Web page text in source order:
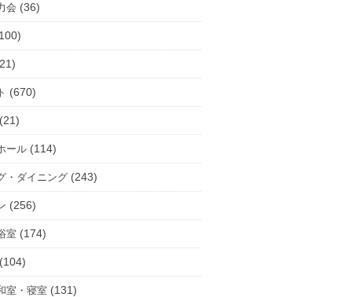
会 (36)
(670)
ール (114)
・ダイニング (243)
(256)
室 (174)
室・寝室 (131)